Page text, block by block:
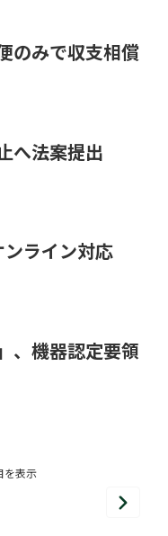
を表示
次
のみで収支相償
へ法案提出
ライン対応
、機器認定要領